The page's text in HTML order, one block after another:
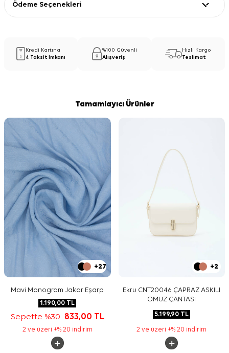
Ödeme Seçenekleri
Kredi Kartına
4 Taksit İmkanı
%100 Güvenli
Alışveriş
Hızlı Kargo
Teslimat
Tamamlayıcı Ürünler
+27
Mavi Monogram Jakar Eşarp
1.190,00 TL
Sepette %30 833,00 TL
2 ve üzeri +% 20 indirim
+2
Ekru CNT20046 ÇAPRAZ ASKILI
OMUZ ÇANTASI
5.199,90 TL
2 ve üzeri +% 20 indirim